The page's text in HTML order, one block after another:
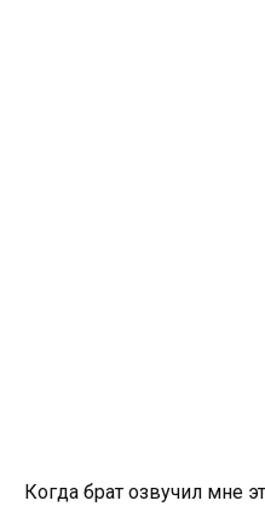
Когда брат озвучил мне